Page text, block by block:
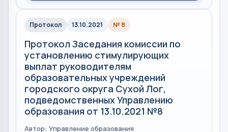
Протокол 13.10.2021 № 8
Протокол Заседания комиссии по
установлению стимулирующих
выплат руководителям
образовательных учреждений
городского округа Сухой Лог,
подведомственных Управлению
образования от 13.10.2021 №8
Автор: Управление образования